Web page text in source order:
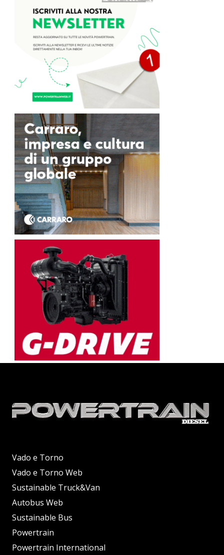
Vado e Torno
Vado e Torno Web
Sustainable Truck&Van
Autobus Web
Sustainable Bus
Powertrain
Powertrain International